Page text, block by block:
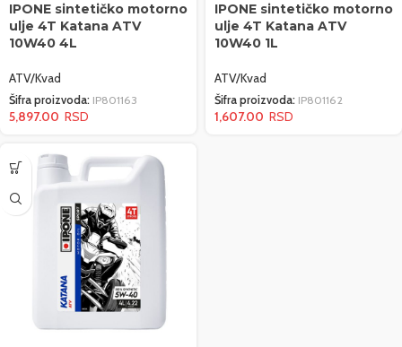
IPONE sintetičko motorno
ulje 4T Katana ATV
10W40 4L
ATV/Kvad
Šifra proizvoda: IP801163
5,897.00
IPONE sintetičko motorno
ulje 4T Katana ATV
10W40 1L
ATV/Kvad
Šifra proizvoda: IP801162
1,607.00